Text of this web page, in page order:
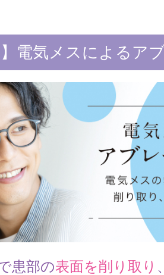
電気メスによるア
患部の表面を削り取り